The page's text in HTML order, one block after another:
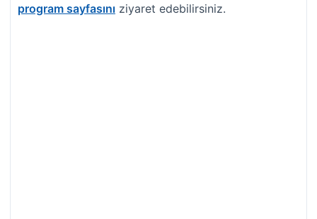
program sayfasını ziyaret edebilirsiniz.